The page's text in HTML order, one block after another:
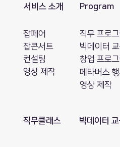
서비스 소개 Program
잡페어
잡콘서트
컨설팅
영상 제작
직무 프로
빅데이터
창업 프로
메타버스
영상 제작
직무클래스 빅데이터